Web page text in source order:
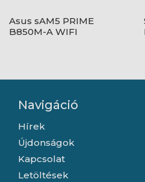
Asus sAM5 PRIME
B850M-A WIFI
Navigáció
Hírek
Újdonságok
Kapcsolat
Letöltések